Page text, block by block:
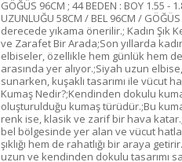
GÖĞÜS 96CM ; 44 BEDEN : BOY 1.55 -
UZUNLUĞU 58CM / BEL 96CM /
derecede yıkama önerilir.; Kadın Şık
ve Zarafet Bir Arada;Son yıllarda
elbiseler, özellikle hem günlük hem
arasında yer alıyor.;Siyah uzun
sunarken, kuşaklı tasarımı ile vücut
Kumaş Nedir?;Kendinden dokulu
oluşturulduğu kumaş türüdür.;Bu
renk ise, klasik ve zarif bir hava
bel bölgesinde yer alan ve vücut
şıklığı hem de rahatlığı bir araya
uzun ve kendinden dokulu tasarımı